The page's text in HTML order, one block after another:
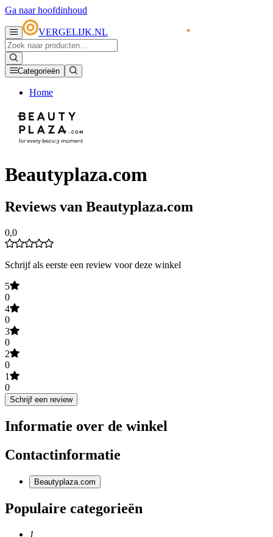
Ga naar hoofdinhoud
VERGELIJK.NL
Categorieën
Home
Beautyplaza.com
Reviews van Beautyplaza.com
0,0
Schrijf als eerste een review voor deze winkel
5
0
4
0
3
0
2
0
1
0
Schrijf een review
Informatie over de winkel
Contactinformatie
Beautyplaza.com
Populaire categorieën
1